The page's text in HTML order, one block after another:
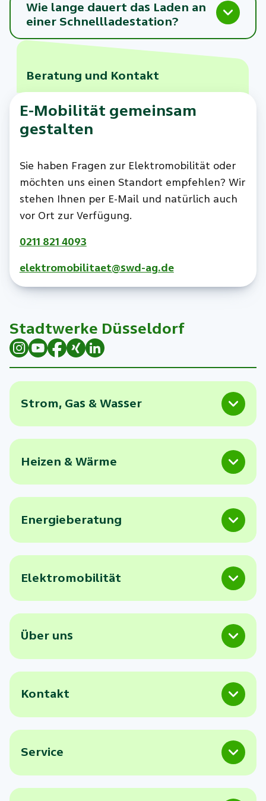
Wie lange dauert das Laden an
einer Schnellladestation?
Beratung und Kontakt
E-Mobilität gemeinsam
gestalten
Sie haben Fragen zur Elektromobilität oder
möchten uns einen Standort empfehlen? Wir
stehen Ihnen per E-Mail und natürlich auch
vor Ort zur Verfügung.
0211 821 4093
elektromobilitaet@swd-ag.de
Stadtwerke Düsseldorf
Strom, Gas & Wasser
Heizen & Wärme
Energieberatung
Elektromobilität
Über uns
Kontakt
Service